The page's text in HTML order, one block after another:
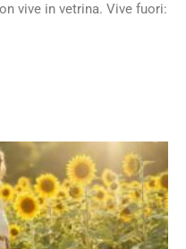
vive in vetrina. Vive fuori: